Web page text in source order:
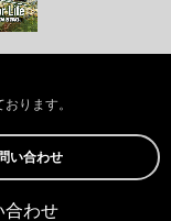
ります。
い合わせ
合わせ